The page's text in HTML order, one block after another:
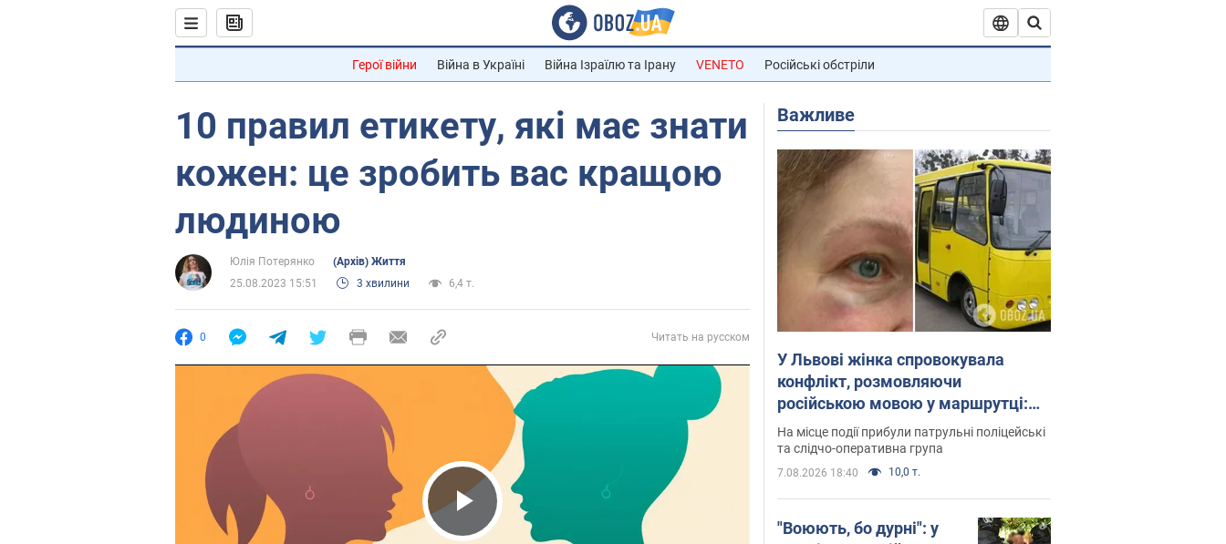
Герої війни Війна в Україні Війна Ізраїлю та Ірану VENETO Російські обстріли
10 правил етикету, які має знати
кожен: це зробить вас кращою
людиною
Юлія Потерянко
(Архів) Життя
25.08.2023 15:51
3 хвилини 6,4 т.
0 Читать на русском
Play Video
Важливе
У Львові жінка спровокувала
конфлікт, розмовляючи
російською мовою у маршрутці:
поліція склала адмінпротокол.
Відео
На місце події прибули патрульні поліцейські
та слідчо-оперативна група
7.08.2026 18:40 10,0 т.
"Воюють, бо дурні": у